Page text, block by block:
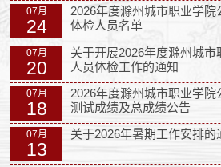
07月
24
2026年度滁州城市职业学
体检人员名单
07月
20
关于开展2026年度滁州城
人员体检工作的通知
07月
18
2026年度滁州城市职业学
测试成绩及总成绩公告
07月
13
关于2026年暑期工作安排的